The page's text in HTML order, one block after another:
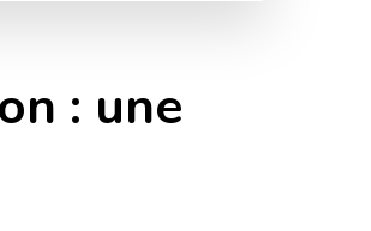
: une